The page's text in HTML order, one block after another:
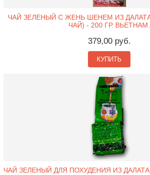
ЧАЙ ЗЕЛЕНЫЙ С ЖЕНЬ ШЕНЕМ ИЗ
ЧАЙ) - 200 ГР. ВЬЕТНАМ.
379,00 руб.
КУПИТЬ
ЧАЙ ЗЕЛЕНЫЙ ДЛЯ ПОХУДЕНИЯ ИЗ ДАЛАТА